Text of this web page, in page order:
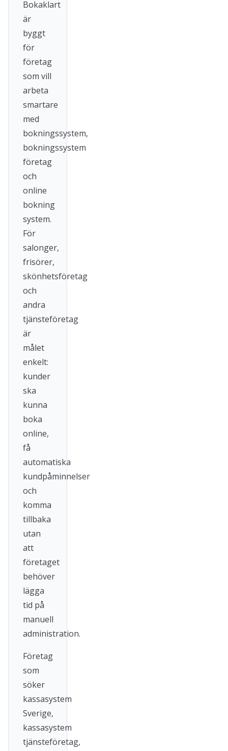
Bokaklart
är
byggt
för
företag
som vill
arbeta
smartare
med
bokningssystem,
bokningssystem
företag
och
online
bokning
system.
För
salonger,
frisörer,
skönhetsföretag
och
andra
tjänsteföretag
är
målet
enkelt:
kunder
ska
kunna
boka
online,
få
automatiska
kundpåminnelser
och
komma
tillbaka
utan
att
företaget
behöver
lägga
tid på
manuell
administration.
Företag
som
söker
kassasystem
Sverige,
kassasystem
tjänsteföretag,